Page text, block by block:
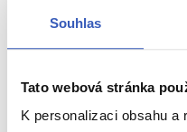
Souhlas
Tato webová stránka
K personalizaci obsahu
DUNY V
písku v Maspalomas i